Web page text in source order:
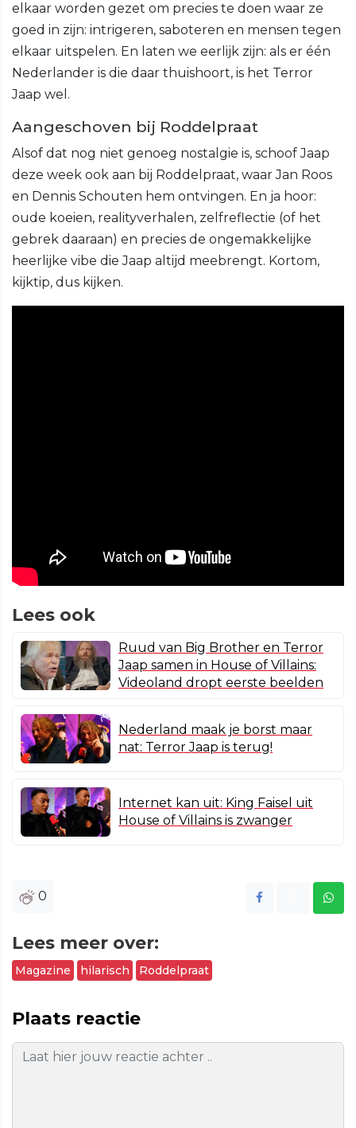
elkaar worden gezet om precies te doen waar ze
goed in zijn: intrigeren, saboteren en mensen tegen
elkaar uitspelen. En laten we eerlijk zijn: als er één
Nederlander is die daar thuishoort, is het Terror
Jaap wel.
Aangeschoven bij Roddelpraat
Alsof dat nog niet genoeg nostalgie is, schoof Jaap
deze week ook aan bij Roddelpraat, waar Jan Roos
en Dennis Schouten hem ontvingen. En ja hoor:
oude koeien, realityverhalen, zelfreflectie (of het
gebrek daaraan) en precies de ongemakkelijke
heerlijke vibe die Jaap altijd meebrengt. Kortom,
kijktip, dus kijken.
Lees ook
Ruud van Big Brother en Terror
Jaap samen in House of Villains:
Videoland dropt eerste beelden
Nederland maak je borst maar
nat: Terror Jaap is terug!
Internet kan uit: King Faisel uit
House of Villains is zwanger
0
Lees meer over:
Magazine hilarisch Roddelpraat
Plaats reactie